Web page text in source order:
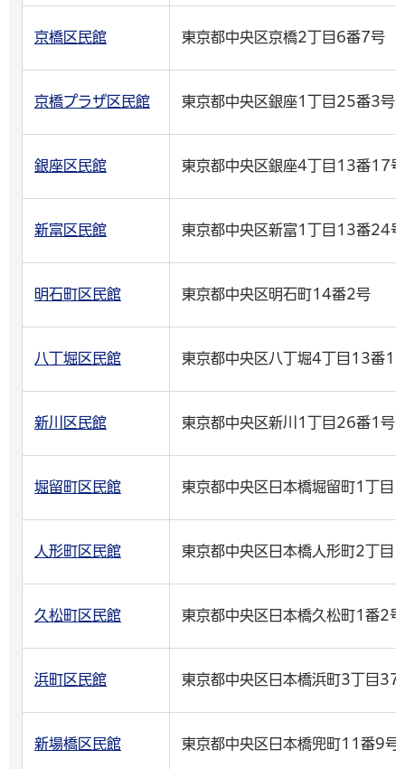
京橋区民館 東京都中央区京橋2丁目6番7号
京橋プラザ区民館 東京都中央区銀座1丁目25番3号
銀座区民館 東京都中央区銀座4丁目13番17号
新富区民館 東京都中央区新富1丁目13番24号
明石町区民館 東京都中央区明石町14番2号
八丁堀区民館 東京都中央区八丁堀4丁目13番
新川区民館 東京都中央区新川1丁目26番1号
堀留町区民館 東京都中央区日本橋堀留町1丁目
人形町区民館 東京都中央区日本橋人形町2丁目
久松町区民館 東京都中央区日本橋久松町1番2号
浜町区民館 東京都中央区日本橋浜町3丁目37
新場橋区民館 東京都中央区日本橋兜町11番9号